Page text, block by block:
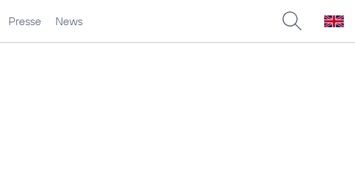
Presse News